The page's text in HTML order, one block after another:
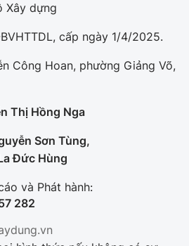
Xây dựng
cấp ngày 1/4/2025.
Công Hoan, phường Giảng Võ,
Thị Hồng Nga
Sơn Tùng,
Đức Hùng
và Phát hành:
282